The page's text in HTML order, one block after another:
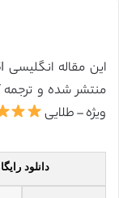
ویژه – طلایی
دانلود